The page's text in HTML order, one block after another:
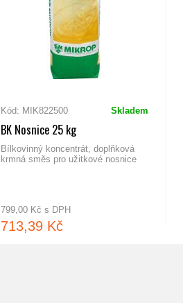
Kód: MIK822500 Skladem
BK Nosnice 25 kg
Bílkovinný koncentrát, doplňková
krmná směs pro užitkové nosnice
799,00 Kč s DPH
713,39 Kč